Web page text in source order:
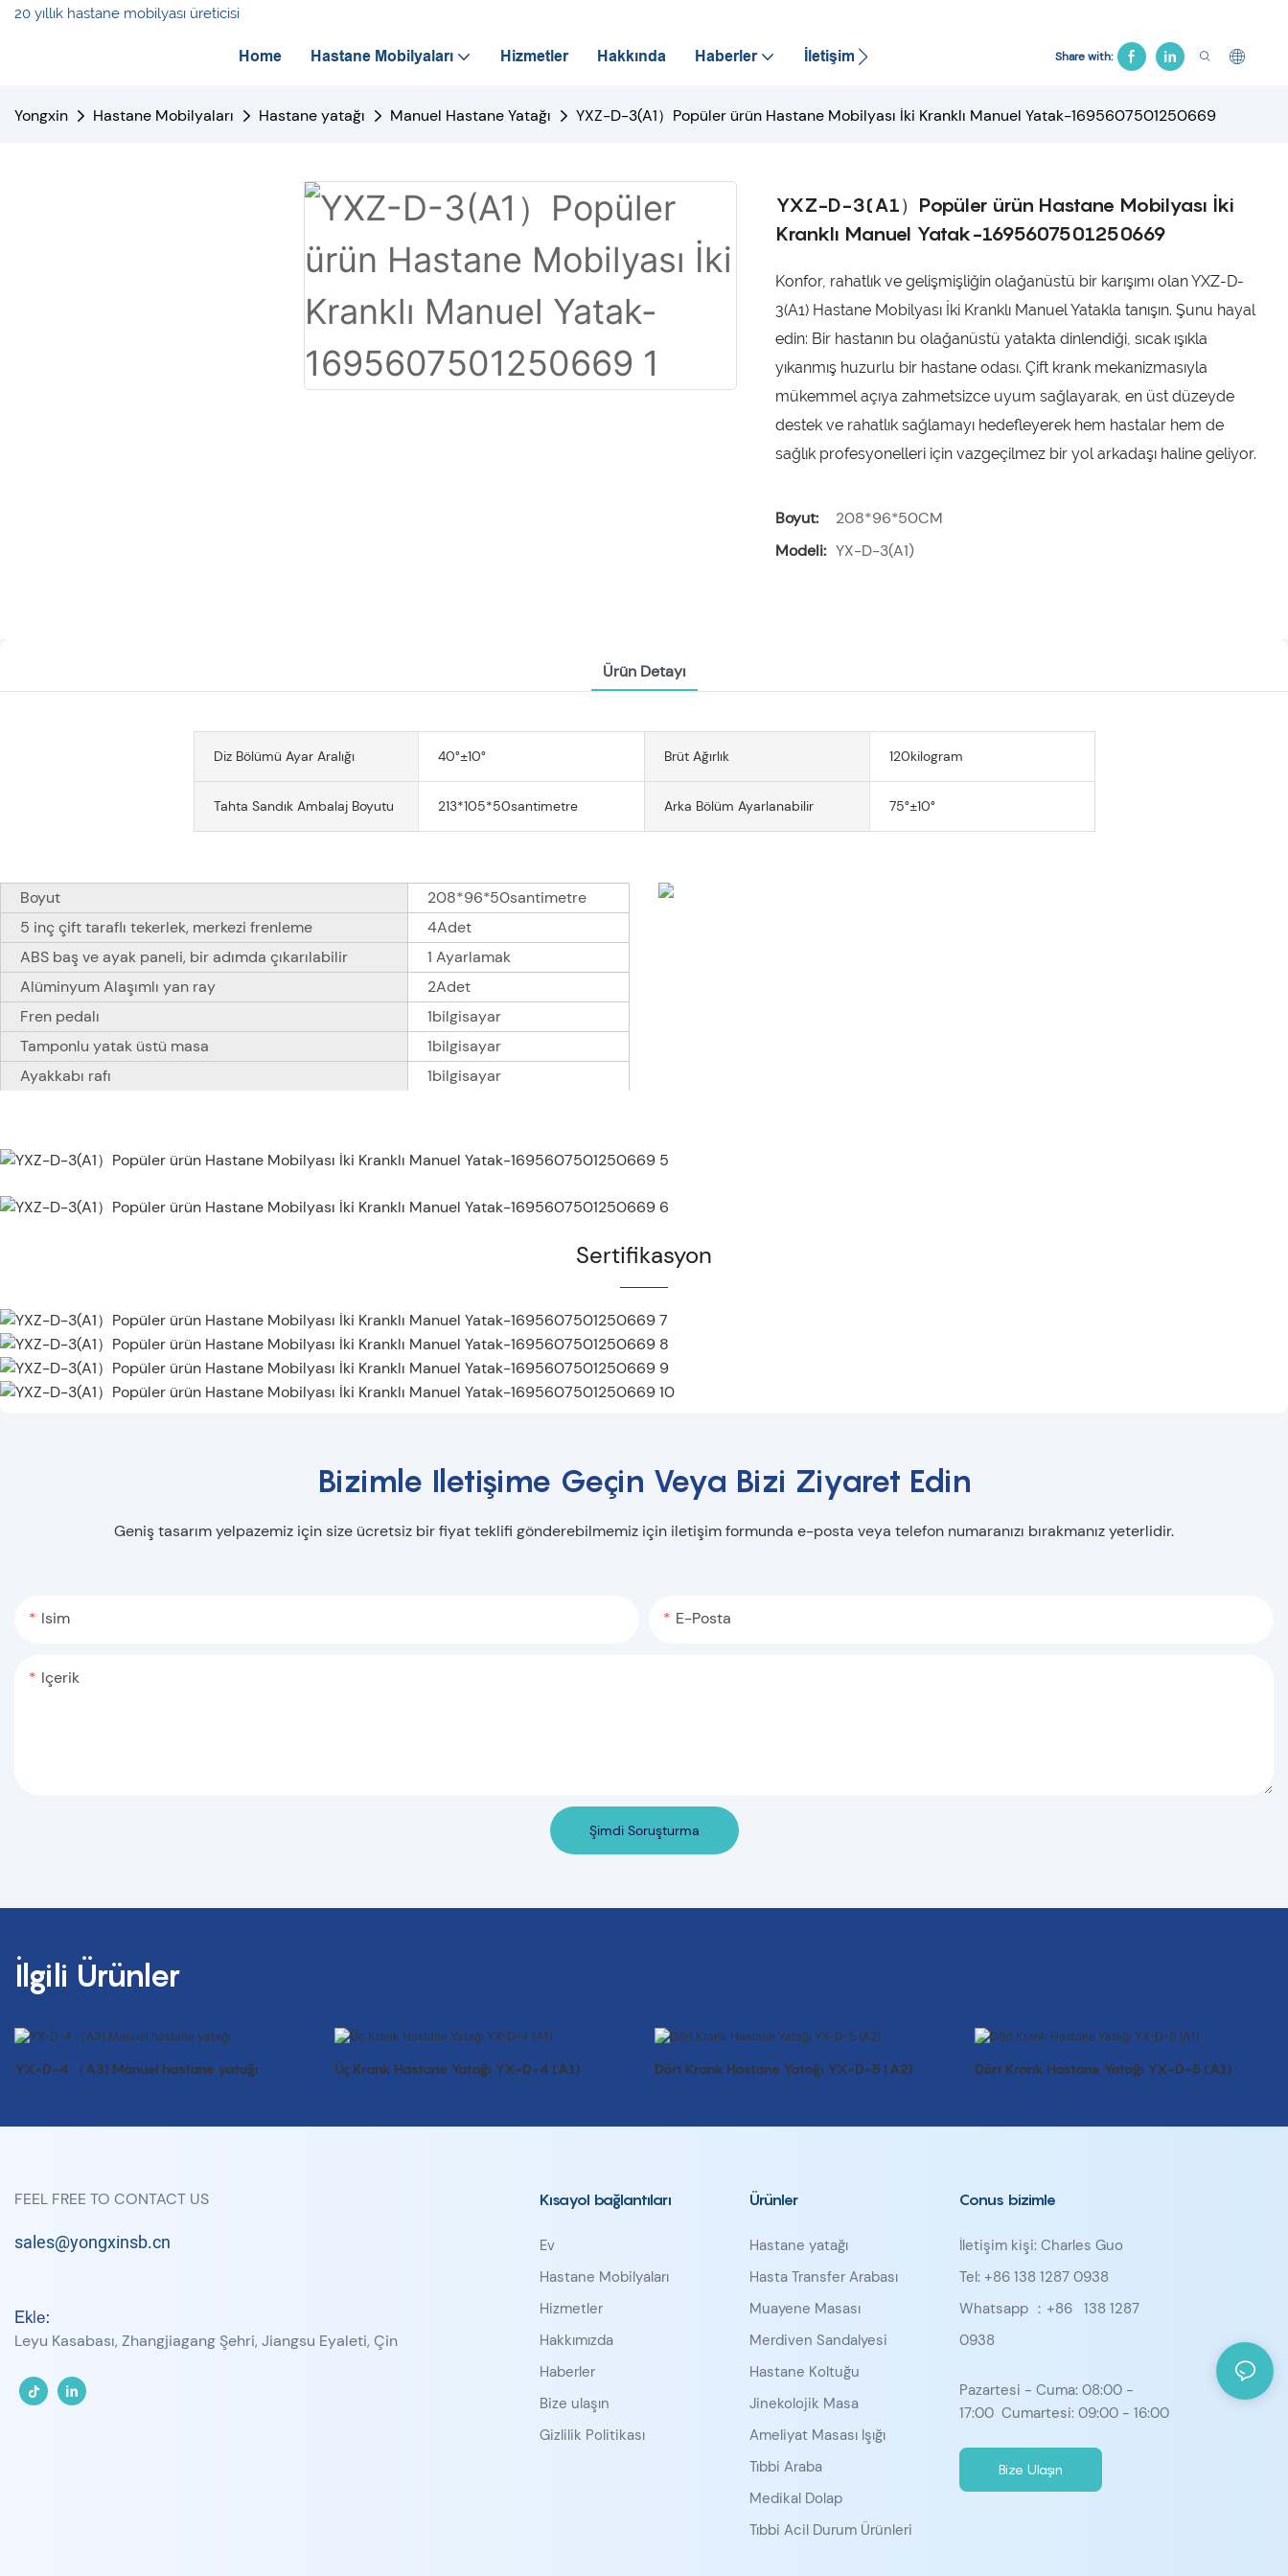
20 yıllık hastane mobilyası üreticisi
Home Hastane Mobilyaları Hizmetler Hakkında Haberler İletişim Hastane Koltuğu Çekiş Yatağı
Share with:
Yongxin Hastane Mobilyaları Hastane yatağı Manuel Hastane Yatağı YXZ-D-3(A1）Popüler ürün Hastane Mobilyası İki Kranklı Manuel Yatak-1695607501250669
YXZ-D-3(A1）Popüler ürün Hastane Mobilyası İki
Kranklı Manuel Yatak-1695607501250669
Konfor, rahatlık ve gelişmişliğin olağanüstü bir karışımı olan YXZ-D-
3(A1) Hastane Mobilyası İki Kranklı Manuel Yatakla tanışın. Şunu hayal
edin: Bir hastanın bu olağanüstü yatakta dinlendiği, sıcak ışıkla
yıkanmış huzurlu bir hastane odası. Çift krank mekanizmasıyla
mükemmel açıya zahmetsizce uyum sağlayarak, en üst düzeyde
destek ve rahatlık sağlamayı hedefleyerek hem hastalar hem de
sağlık profesyonelleri için vazgeçilmez bir yol arkadaşı haline geliyor.
Boyut:
208*96*50CM
Modeli: YX-D-3(A1)
Ürün Detayı
Diz Bölümü Ayar Aralığı 40°±10° Brüt Ağırlık 120kilogram
Tahta Sandık Ambalaj Boyutu 213*105*50santimetre Arka Bölüm Ayarlanabilir 75°±10°
Boyut
208*96*50santimetre
5 inç çift taraflı tekerlek, merkezi frenleme
4Adet
ABS baş ve ayak paneli, bir adımda çıkarılabilir
1 Ayarlamak
Alüminyum Alaşımlı yan ray
2Adet
Fren pedalı
1bilgisayar
Tamponlu yatak üstü masa
1bilgisayar
Ayakkabı rafı
1bilgisayar
Sertifikasyon
Bizimle Iletişime Geçin Veya Bizi Ziyaret Edin
Geniş tasarım yelpazemiz için size ücretsiz bir fiyat teklifi gönderebilmemiz için iletişim formunda e-posta veya telefon numaranızı bırakmanız yeterlidir.
Isim E-Posta
Içerik
Şimdi Soruşturma
İlgili Ürünler
YX-D-4 （A3) Manuel hastane yatağı Üç Krank Hastane Yatağı YX-D-4 (A1) Dört Krank Hastane Yatağı YX-D-5 (A2) Dört Krank Hastane Yatağı YX-D-5 (A1)
FEEL FREE TO CONTACT US
sales@yongxinsb.cn
Ekle:
Leyu Kasabası, Zhangjiagang Şehri, Jiangsu Eyaleti, Çin
Kısayol bağlantıları
Ev
Hastane Mobilyaları
Hizmetler
Hakkımızda
Haberler
Bize ulaşın
Gizlilik Politikası
Ürünler
Hastane yatağı
Hasta Transfer Arabası
Muayene Masası
Merdiven Sandalyesi
Hastane Koltuğu
Jinekolojik Masa
Ameliyat Masası Işığı
Tıbbi Araba
Medikal Dolap
Tıbbi Acil Durum Ürünleri
Conus bizimle
İletişim kişi: Charles Guo
Tel: +86 138 1287 0938
Whatsapp ：+86 138 1287
0938
Pazartesi - Cuma: 08:00 -
17:00 Cumartesi: 09:00 - 16:00
Bize Ulaşın